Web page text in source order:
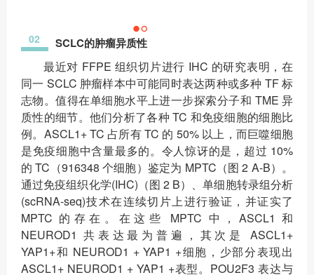
02 SCLC的肿瘤异质性
最近对 FFPE 组织切片进行 IHC 的研究表明，在
同一 SCLC 肿瘤样本中可能同时表达两种或多种 TF 标
志物。值得在单细胞水平上进一步探索分子和 TME 异
质性的细节。他们分析了各种 TC 和免疫细胞的细胞比
例。ASCL1+ TC 占所有 TC 的 50% 以上，而巨噬细胞
是免疫细胞中含量最多的。令人惊讶的是，超过 10%
的 TC（916348 个细胞）鉴定为 MPTC（图 2 A-B）。
通过免疫组织化学(IHC)（图 2 B）、单细胞转录组分析
(scRNA-seq)技术在连续切片上进行验证，并证实了
MPTC 的存在。在这些 MPTC 中，ASCL1 和
NEUROD1 共表达最为普遍，其次是 ASCL1+
YAP1+和 NEUROD1 + YAP1 +细胞，少部分表现出
ASCL1+ NEUROD1 + YAP1 +表型。POU2F3 表达与